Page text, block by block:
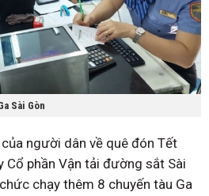
Sài Gòn
người dân về quê đón Tết
Cổ phần Vận tải đường sắt Sài
chạy thêm 8 chuyến tàu Ga